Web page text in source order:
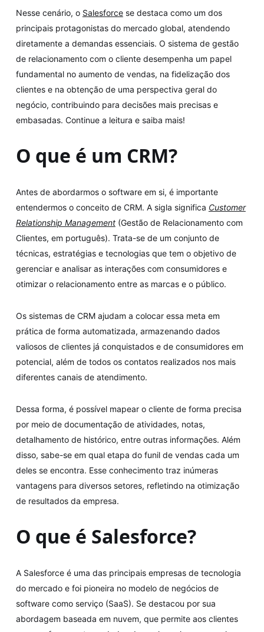
Nesse cenário, o Salesforcese destaca como um dos
principais protagonistas do mercado global, atendendo
diretamente a demandas essenciais. O sistema de gestão
de relacionamento com o cliente desempenha um papel
fundamental no aumento de vendas, na fidelização dos
clientes e na obtenção de uma perspectiva geral do
negócio, contribuindo para decisões mais precisas e
embasadas. Continue a leitura e saiba mais!
O que é um CRM?
Antes de abordarmos o software em si, é importante
entendermos o conceito de CRM. A sigla significa Customer
Relationship Management(Gestão de Relacionamento com
Clientes, em português). Trata-se de um conjunto de
técnicas, estratégias e tecnologias que tem o objetivo de
gerenciar e analisar as interações com consumidores e
otimizar o relacionamento entre as marcas e o público.
Os sistemas de CRM ajudam a colocar essa meta em
prática de forma automatizada, armazenando dados
valiosos de clientes já conquistados e de consumidores em
potencial, além de todos os contatos realizados nos mais
diferentes canais de atendimento.
Dessa forma, é possível mapear o cliente de forma precisa
por meio de documentação de atividades, notas,
detalhamento de histórico, entre outras informações. Além
disso, sabe-se em qual etapa do funil de vendas cada um
deles se encontra. Esse conhecimento traz inúmeras
vantagens para diversos setores, refletindo na otimização
de resultados da empresa.
O que é Salesforce?
A Salesforce é uma das principais empresas de tecnologia
do mercado e foi pioneira no modelo de negócios de
software como serviço (SaaS). Se destacou por sua
abordagem baseada em nuvem, que permite aos clientes